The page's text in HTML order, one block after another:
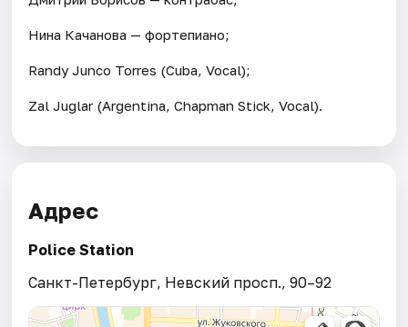
Нина Качанова — фортепиано;
Randy Junco Torres (Cuba, Vocal);
Zal Juglar (Argentina, Chapman Stick, Vocal).
Адрес
Police Station
Санкт-Петербург, Невский просп., 90–92